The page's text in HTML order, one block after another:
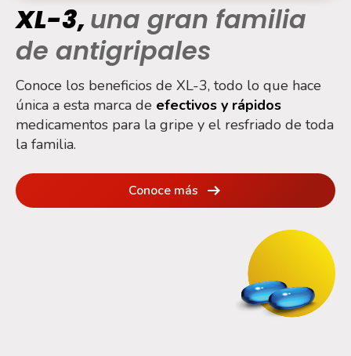
XL-3,una gran familia
de antigripales
Conoce los beneficios de XL-3, todo lo que hace
única a esta marca de efectivos y rápidos
medicamentos para la gripe y el resfriado de toda
la familia.
Conoce más